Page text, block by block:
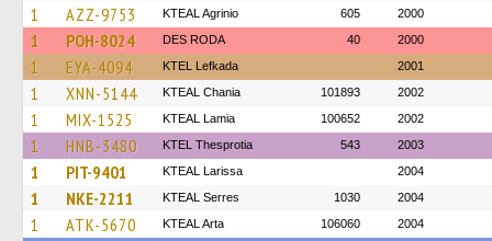
1 AZZ-9753 KTEAL Agrinio 605 2000
1 POH-8024 DES RODA 40 2000
1 EYA-4094 KTEL Lefkada 2001
1 XNN-5144 KTEAL Chania 101893 2002
1 MIX-1525 KTEAL Lamia 100652 2002
1 HNB-3480 KTEL Thesprotia 543 2003
1 PIT-9401 KTEAL Larissa 2004
1 NKE-2211 KTEAL Serres 1030 2004
1 ATK-5670 KTEAL Arta 106060 2004